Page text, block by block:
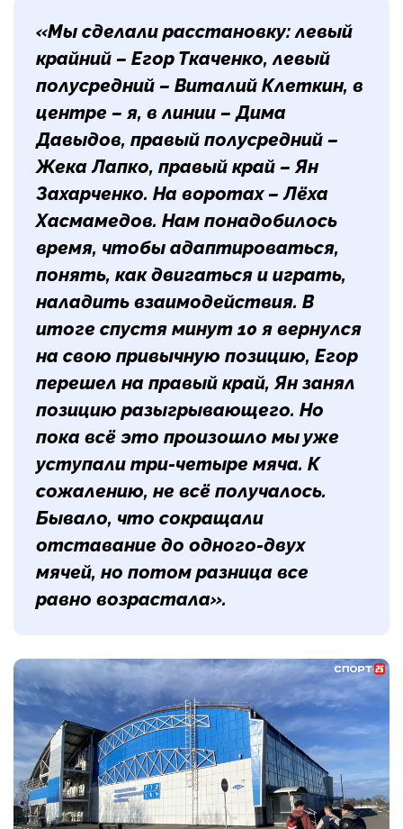
«Мы сделали расстановку: левый
крайний – Егор Ткаченко, левый
полусредний – Виталий Клеткин, в
центре – я, в линии – Дима
Давыдов, правый полусредний –
Жека Лапко, правый край – Ян
Захарченко. На воротах – Лёха
Хасмамедов. Нам понадобилось
время, чтобы адаптироваться,
понять, как двигаться и играть,
наладить взаимодействия. В
итоге спустя минут 10 я вернулся
на свою привычную позицию, Егор
перешел на правый край, Ян занял
позицию разыгрывающего. Но
пока всё это произошло мы уже
уступали три-четыре мяча. К
сожалению, не всё получалось.
Бывало, что сокращали
отставание до одного-двух
мячей, но потом разница все
равно возрастала».